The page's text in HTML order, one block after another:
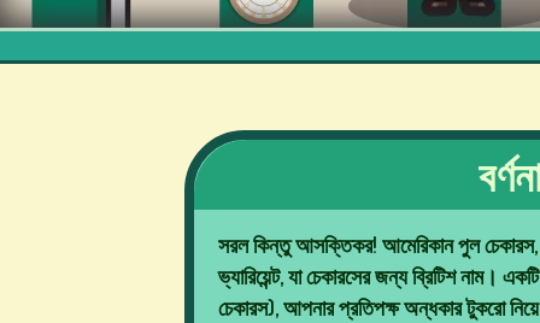
সরল কিন্তু আসক্তিকর! আমেরিকান পুল চেকারস,
ভ্যারিয়েন্ট, যা চেকারসের জন্য ব্রিটিশ নাম।
চেকারস), আপনার প্রতিপক্ষ অন্ধকার টুকরো